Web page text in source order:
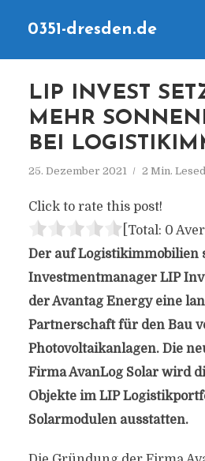
0351-dresden.de
LIP INVEST
MEHR
BEI
25. Dezember 2021 2 Min.
Click to rate this post!
[Total: 0
Der auf Logistikimmobilien
Investmentmanager LIP
der Avantag Energy eine
Partnerschaft für den Bau
Photovoltaikanlagen. Die
Firma AvanLog Solar wird
Objekte im LIP
Solarmodulen ausstatten.